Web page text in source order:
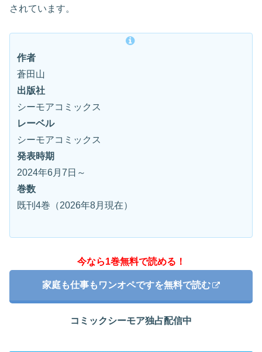
されています。
作者
蒼田山
出版社
シーモアコミックス
レーベル
シーモアコミックス
発表時期
2024年6月7日～
巻数
既刊4巻（2026年8月現在）
今なら1巻無料で読める！
家庭も仕事もワンオペですを無料で読む
コミックシーモア独占配信中